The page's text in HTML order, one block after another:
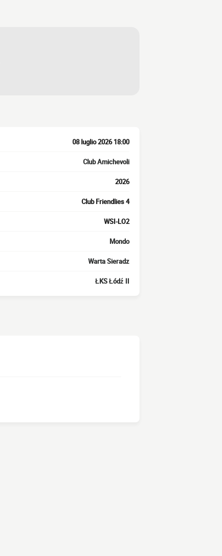
08 luglio 2026 18:00
Club Amichevoli
2026
Club Friendlies 4
WSI-LO2
Mondo
Warta Sieradz
ŁKS Łódź II